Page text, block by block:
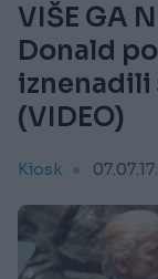
VIŠE GA
Donald
iznenadili
(VIDEO)
Kiosk